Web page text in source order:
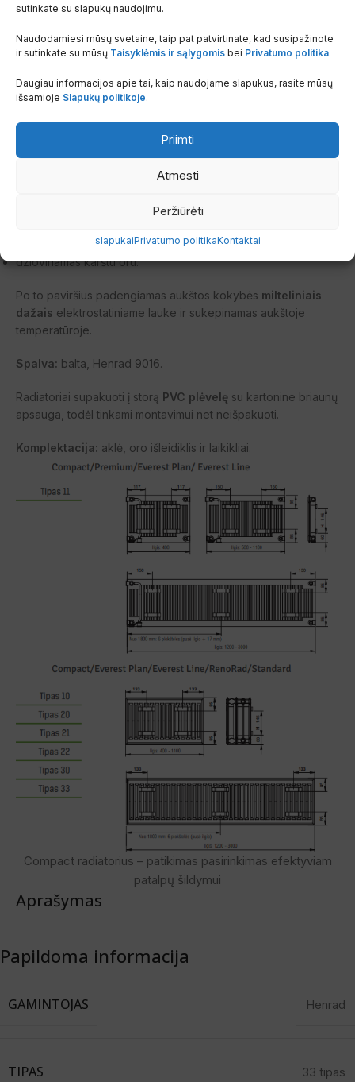
sutinkate su slapukų naudojimu.
Naudodamiesi mūsų svetaine, taip pat patvirtinate, kad susipažinote
ir sutinkate su mūsų Taisyklėmis ir sąlygomis bei Privatumo politika.
Daugiau informacijos apie tai, kaip naudojame slapukus, rasite mūsų
išsamioje Slapukų politikoje.
Priimti
Atmesti
Peržiūrėti
slapukaiPrivatumo politikaKontaktai
Radiatorių paviršius apdorojamas taip:
nuriebalinamas,
fosfatuojamas,
pasyvuojamas,
džiovinamas karštu oru.
Po to paviršius padengiamas aukštos kokybės milteliniais
dažais elektrostatiniame lauke ir sukepinamas aukštoje
temperatūroje.
Spalva: balta, Henrad 9016.
Radiatoriai supakuoti į storą PVC plėvelę su kartonine briaunų
apsauga, todėl tinkami montavimui net neišpakuoti.
Komplektacija: aklė, oro išleidiklis ir laikikliai.
Compact radiatorius – patikimas pasirinkimas efektyviam
patalpų šildymui
Aprašymas
Papildoma informacija
GAMINTOJAS Henrad
TIPAS 33 tipas